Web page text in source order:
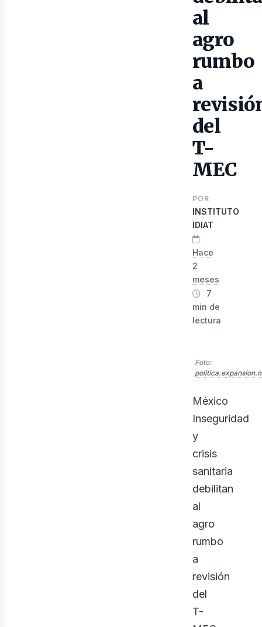
al
agro
rumbo
a
del
T-
MEC
POR
INSTITUTO
IDIAT
Hace
2
meses
7
min de
lectura
Foto:
México
Inseguridad
y
crisis
sanitaria
debilitan
al
agro
rumbo
a
revisión
del
T-